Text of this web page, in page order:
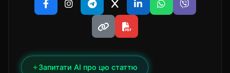
✦Запитати AI про цю статтю